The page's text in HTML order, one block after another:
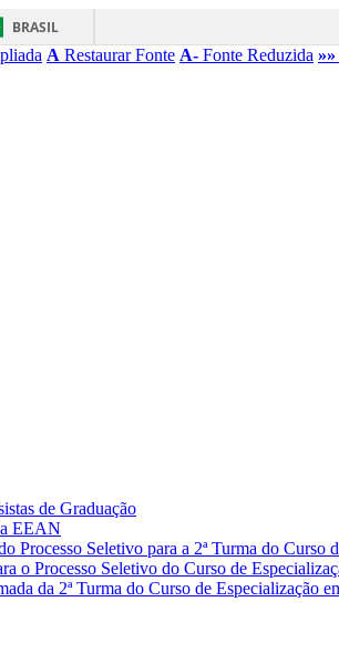
BRASIL
A Restaurar Fonte A- Fonte Reduzida »»
de Graduação
EEAN
Processo Seletivo para a 2ª Turma do Curso
o Processo Seletivo do Curso de
da 2ª Turma do Curso de Especialização